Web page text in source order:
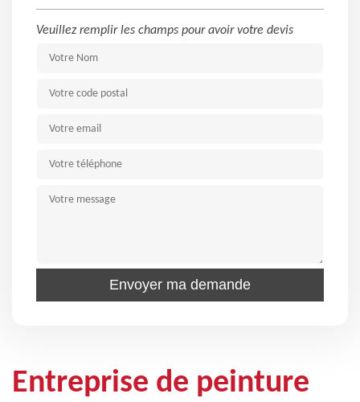
Veuillez remplir les champs pour avoir votre devis
Entreprise de peinture